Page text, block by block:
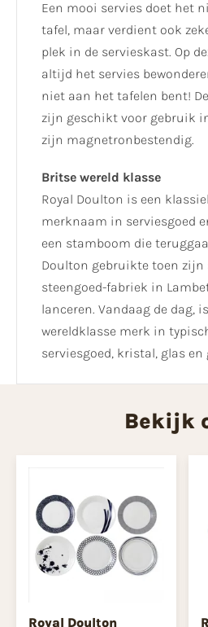
Een mooi servies doet het
tafel, maar verdient ook
plek in de servieskast. Op
altijd het servies
niet aan het tafelen bent!
zijn geschikt voor gebruik
zijn magnetronbestendig.
Britse wereld klasse
Royal Doulton is een
merknaam in serviesgoed
een stamboom die
Doulton gebruikte toen zijn
steengoed-fabriek in
lanceren. Vandaag de dag,
wereldklasse merk in
serviesgoed, kristal, glas en
Bekijk
Royal Doulton